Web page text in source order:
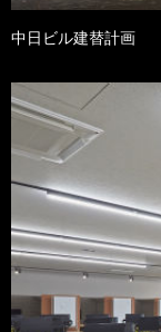
中日ビル建替計画